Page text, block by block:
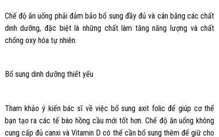
Chế độ ăn uống phải đảm bảo bổ sung đầy đủ và cân bằng các chất
dinh dưỡng, đặc biệt là những chất làm tăng năng lượng và chất
chống oxy hóa tự nhiên.
Bổ sung dinh dưỡng thiết yếu
Tham khảo ý kiến bác sĩ về việc bổ sung axit folic để giúp cơ thể
bạn tạo ra các tế bào hồng cầu mới tốt hơn. Chế độ ăn uống không
cung cấp đủ canxi và Vitamin D có thể cần bổ sung thêm để giữ cho